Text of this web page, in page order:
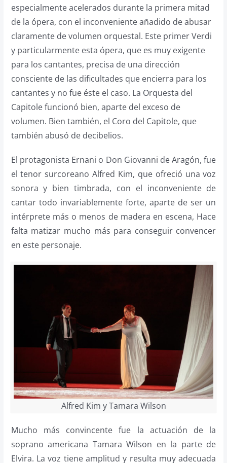
especialmente acelerados durante la primera mitad
de la ópera, con el inconveniente añadido de abusar
claramente de volumen orquestal. Este primer Verdi
y particularmente esta ópera, que es muy exigente
para los cantantes, precisa de una dirección
consciente de las dificultades que encierra para los
cantantes y no fue éste el caso. La Orquesta del
Capitole funcionó bien, aparte del exceso de
volumen. Bien también, el Coro del Capitole, que
también abusó de decibelios.
El protagonista Ernani o Don Giovanni de Aragón, fue
el tenor surcoreano Alfred Kim, que ofreció una voz
sonora y bien timbrada, con el inconveniente de
cantar todo invariablemente forte, aparte de ser un
intérprete más o menos de madera en escena, Hace
falta matizar mucho más para conseguir convencer
en este personaje.
Alfred Kim y Tamara Wilson
Mucho más convincente fue la actuación de la
soprano americana Tamara Wilson en la parte de
Elvira. La voz tiene amplitud y resulta muy adecuada